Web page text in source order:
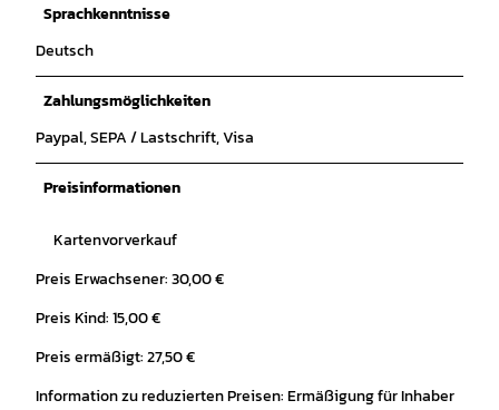
Sprachkenntnisse
Deutsch
Zahlungsmöglichkeiten
Paypal, SEPA / Lastschrift, Visa
Preisinformationen
Kartenvorverkauf
Preis Erwachsener: 30,00 €
Preis Kind: 15,00 €
Preis ermäßigt: 27,50 €
Information zu reduzierten Preisen: Ermäßigung für Inhaber